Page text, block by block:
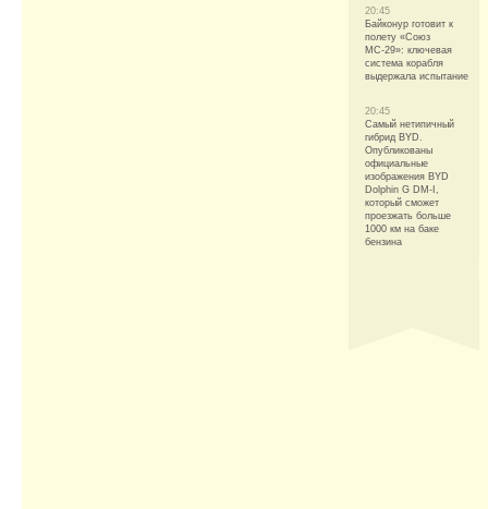
20:45
Байконур готовит к
полету «Союз
МС-29»: ключевая
система корабля
выдержала испытание
20:45
Самый нетипичный
гибрид BYD.
Опубликованы
официальные
изображения BYD
Dolphin G DM-I,
который сможет
проезжать больше
1000 км на баке
бензина